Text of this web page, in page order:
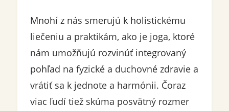
Mnohí z nás smerujú k holistickému
liečeniu a praktikám, ako je joga, ktoré
nám umožňujú rozvinúť integrovaný
pohľad na fyzické a duchovné zdravie a
vrátiť sa k jednote a harmónii. Čoraz
viac ľudí tiež skúma posvätný rozmer